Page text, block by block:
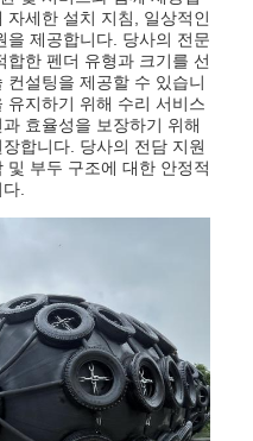
세한 설치 지침, 일상적인
을 제공합니다. 당사의 전문
한 펜더 유형과 크기를 선
설팅을 제공할 수 있습니
유지하기 위해 수리 서비스
효율성을 보장하기 위해
합니다. 당사의 전담 지원
부두 구조에 대한 안정적
.